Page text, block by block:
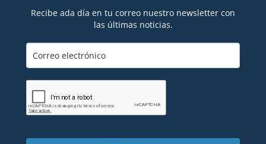
Recibe ada día en tu correo nuestro newsletter con
las últimas noticias.